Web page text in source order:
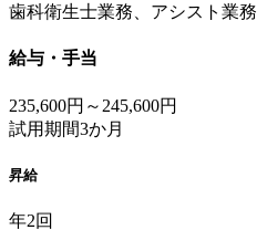
歯科衛生士業務、アシスト業務
給与・手当
235,600円～245,600円
試用期間3か月
昇給
年2回